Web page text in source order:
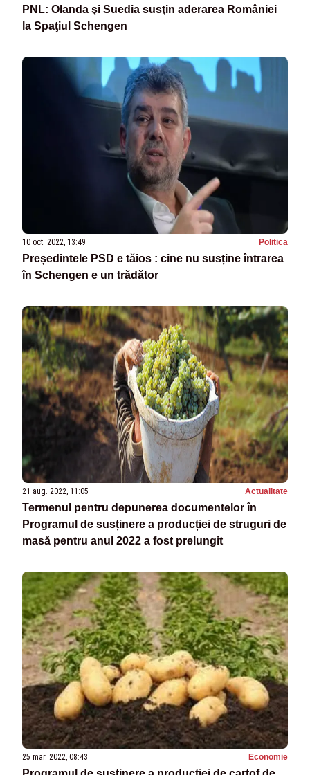
PNL: Olanda şi Suedia susţin aderarea României
la Spaţiul Schengen
10 oct. 2022, 13:49 Politica
Președintele PSD e tăios : cine nu susține întrarea
în Schengen e un trădător
21 aug. 2022, 11:05 Actualitate
Termenul pentru depunerea documentelor în
Programul de susținere a producției de struguri de
masă pentru anul 2022 a fost prelungit
25 mar. 2022, 08:43 Economie